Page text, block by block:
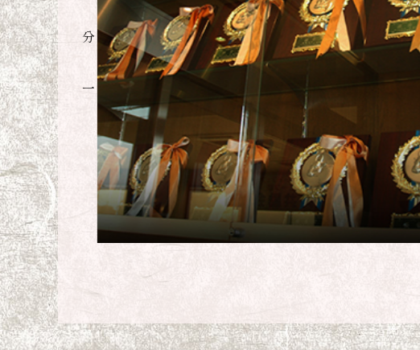
スを提供し
グにも徹底
こそ、私た